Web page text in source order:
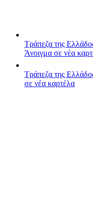
Τράπεζα της
Άνοιγμα σε νέα
Τράπεζα της
σε νέα καρτέλα